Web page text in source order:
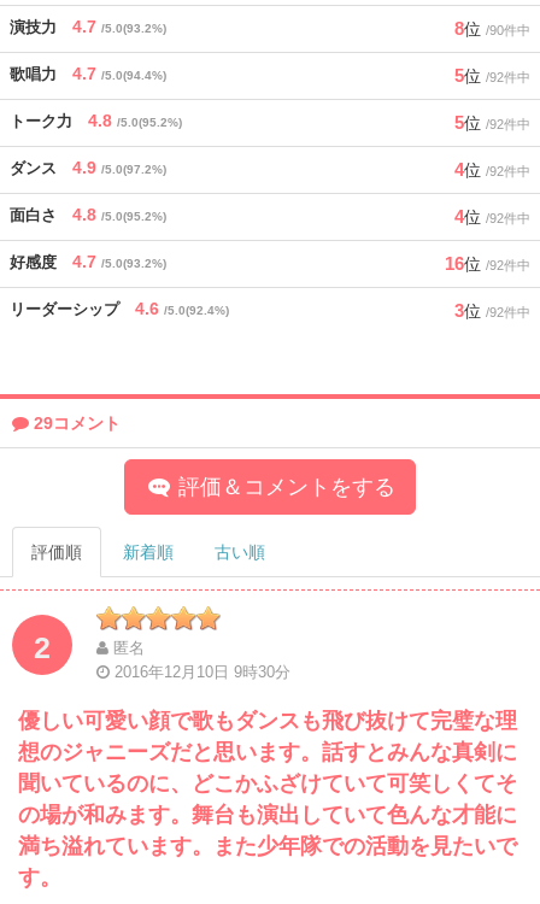
演技力 4.7 /5.0(93.2%) 8位 /90件中
歌唱力 4.7 /5.0(94.4%) 5位 /92件中
トーク力 4.8 /5.0(95.2%) 5位 /92件中
ダンス 4.9 /5.0(97.2%) 4位 /92件中
面白さ 4.8 /5.0(95.2%) 4位 /92件中
好感度 4.7 /5.0(93.2%) 16位 /92件中
リーダーシップ 4.6 /5.0(92.4%) 3位 /92件中
29コメント
評価＆コメントをする
評価順 新着順 古い順
2
匿名
2016年12月10日 9時30分
優しい可愛い顔で歌もダンスも飛び抜けて完璧な理
想のジャニーズだと思います。話すとみんな真剣に
聞いているのに、どこかふざけていて可笑しくてそ
の場が和みます。舞台も演出していて色んな才能に
満ち溢れています。また少年隊での活動を見たいで
す。